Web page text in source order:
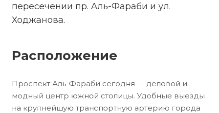
пересечении пр. Аль-Фараби и ул.
Ходжанова.
Расположение
Проспект Аль-Фараби сегодня — деловой и
модный центр южной столицы. Удобные выезды
на крупнейшую транспортную артерию города